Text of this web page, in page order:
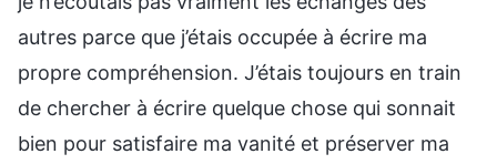
autres parce que j’étais occupée à écrire ma
propre compréhension. J’étais toujours en train
de chercher à écrire quelque chose qui sonnait
bien pour satisfaire ma vanité et préserver ma